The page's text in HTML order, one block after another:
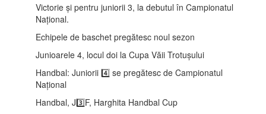
Victorie și pentru juniorii 3, la debutul în Campionatul
Național.
Echipele de baschet pregătesc noul sezon
Junioarele 4, locul doi la Cupa Văii Trotușului
Handbal: Juniorii 4️⃣ se pregătesc de Campionatul
Național
Handbal, J3️⃣F, Harghita Handbal Cup